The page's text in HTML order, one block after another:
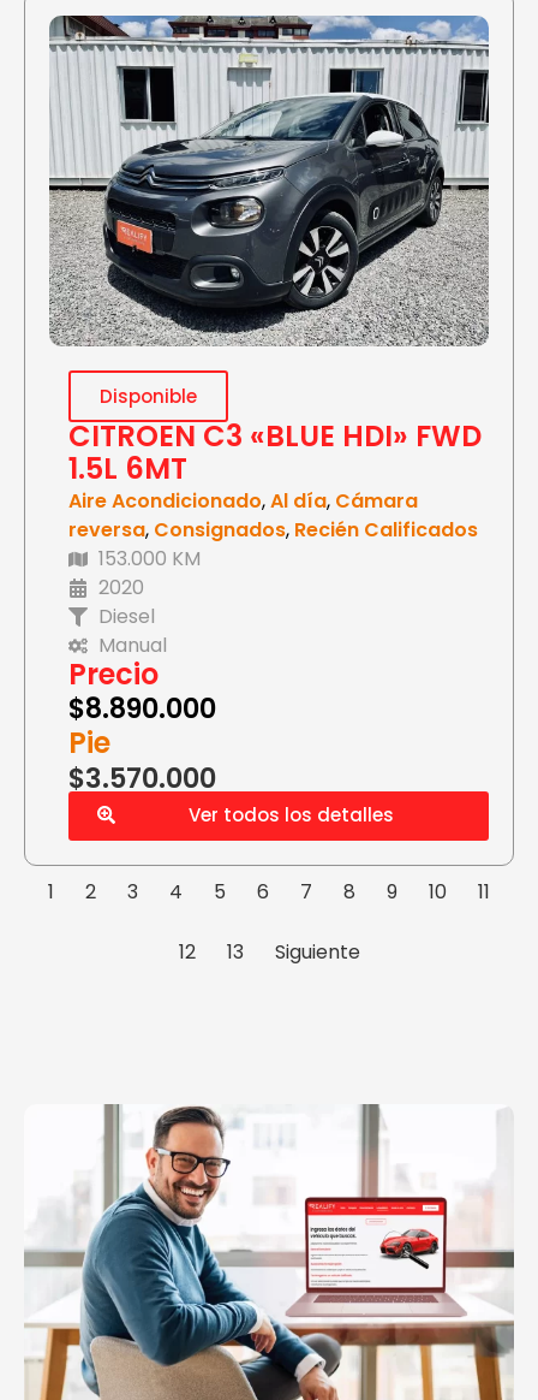
Disponible
CITROEN C3 «BLUE HDI» FWD
1.5L 6MT
Aire Acondicionado,Al día, Cámara
reversa, Consignados, Recién Calificados
153.000 KM
2020
Diesel
Manual
Precio
$8.890.000
Pie
$3.570.000
Ver todos los detalles
1 2 3 4 5 6 7 8 9 10 11
12 13 Siguiente